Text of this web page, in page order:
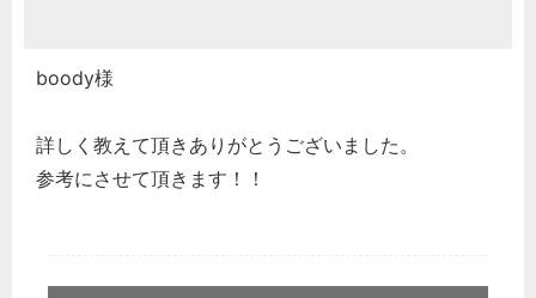
boody様
詳しく教えて頂きありがとうございました。
参考にさせて頂きます！！